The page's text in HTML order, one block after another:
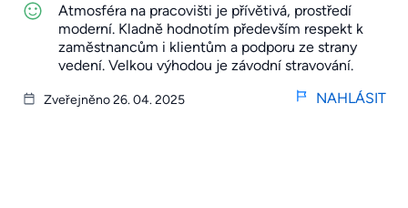
Atmosféra na pracovišti je přívětivá, prostředí
moderní. Kladně hodnotím především respekt k
zaměstnancům i klientům a podporu ze strany
vedení. Velkou výhodou je závodní stravování.
Zveřejněno 26. 04. 2025 NAHLÁSIT